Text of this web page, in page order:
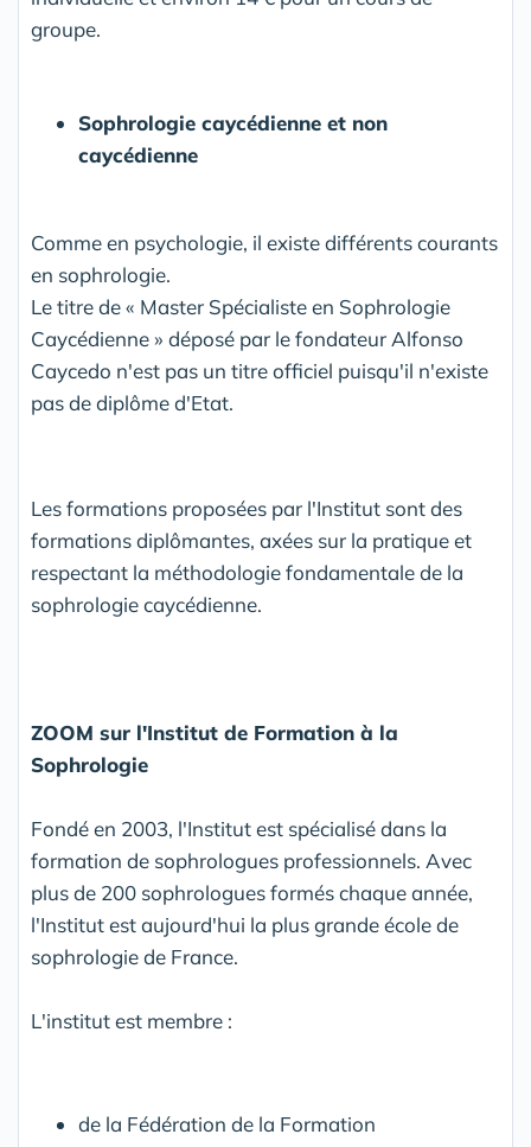
groupe.
Sophrologie caycédienne et non
caycédienne
Comme en psychologie, il existe différents courants
en sophrologie.
Le titre de « Master Spécialiste en Sophrologie
Caycédienne » déposé par le fondateur Alfonso
Caycedo n'est pas un titre officiel puisqu'il n'existe
pas de diplôme d'Etat.
Les formations proposées par l'Institut sont des
formations diplômantes, axées sur la pratique et
respectant la méthodologie fondamentale de la
sophrologie caycédienne.
ZOOM sur l'Institut de Formation à la
Sophrologie
Fondé en 2003, l'Institut est spécialisé dans la
formation de sophrologues professionnels. Avec
plus de 200 sophrologues formés chaque année,
l'Institut est aujourd'hui la plus grande école de
sophrologie de France.
L'institut est membre :
de la Fédération de la Formation